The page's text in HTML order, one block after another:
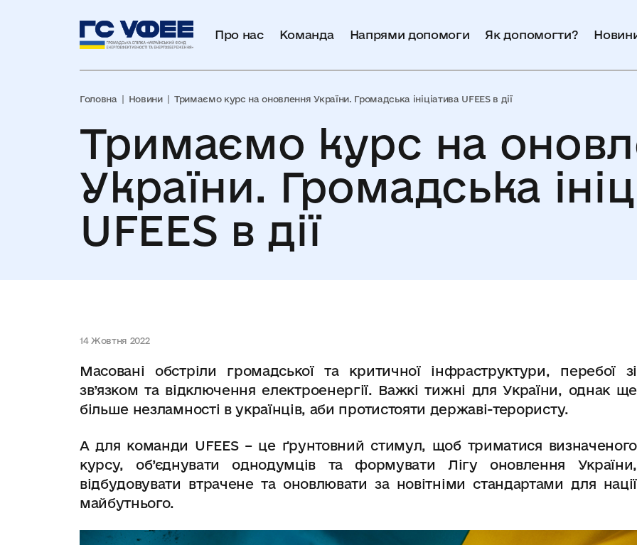
Про нас Команда Напрями допомоги Як допомогти?
Головна Новини Тримаємо курс на оновлення України. Громадська ініціатива UFEES в дії
Тримаємо курс на
України. Громадська
UFEES в дії
14 Жовтня 2022
Масовані обстріли громадської та критичної інфраструктури, перебої зі
зв’язком та відключення електроенергії. Важкі тижні для України, однак ще
більше незламності в українців, аби протистояти державі-терористу.
А для команди UFEES – це ґрунтовний стимул, щоб триматися визначеного
курсу, об’єднувати однодумців та формувати Лігу оновлення України,
відбудовувати втрачене та оновлювати за новітніми стандартами для нації
майбутнього.